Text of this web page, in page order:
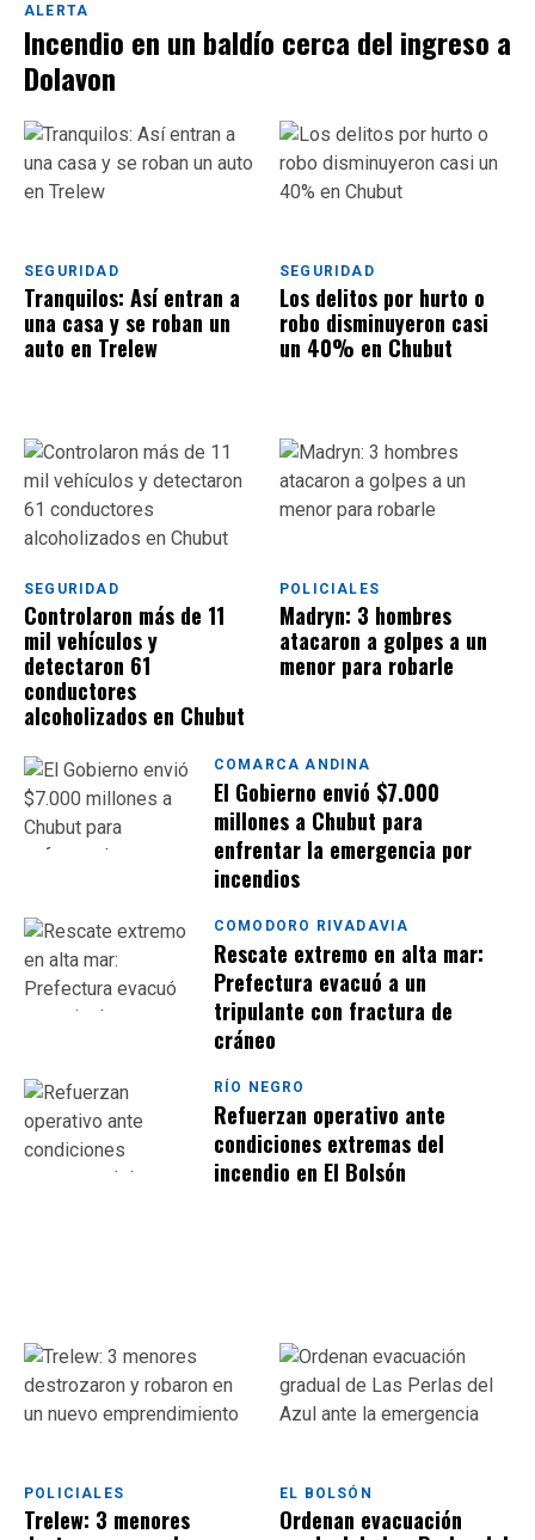
ALERTA
Incendio en un baldío cerca del ingreso a
Dolavon
SEGURIDAD
Tranquilos: Así entran a
una casa y se roban un
auto en Trelew
SEGURIDAD
Los delitos por hurto o
robo disminuyeron casi
un 40% en Chubut
SEGURIDAD
Controlaron más de 11
mil vehículos y
detectaron 61
conductores
alcoholizados en Chubut
POLICIALES
Madryn: 3 hombres
atacaron a golpes a un
menor para robarle
COMARCA ANDINA
El Gobierno envió $7.000
millones a Chubut para
enfrentar la emergencia por
incendios
COMODORO RIVADAVIA
Rescate extremo en alta mar:
Prefectura evacuó a un
tripulante con fractura de
cráneo
RÍO NEGRO
Refuerzan operativo ante
condiciones extremas del
incendio en El Bolsón
POLICIALES
Trelew: 3 menores
EL BOLSÓN
Ordenan evacuación